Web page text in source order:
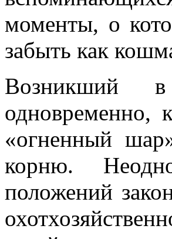
моменты, о
забыть как
Возникший
одновременно,
«огненный
корню.
положений